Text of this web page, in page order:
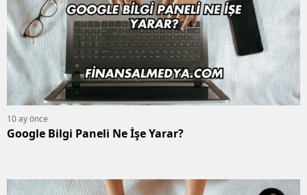
10 ay önce
Google Bilgi Paneli Ne İşe Yarar?